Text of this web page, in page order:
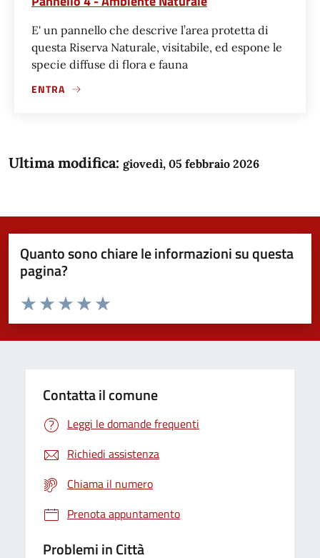
E' un pannello che descrive l’area protetta di
questa Riserva Naturale, visitabile, ed espone le
specie diffuse di flora e fauna
ENTRA
Ultima modifica: giovedì, 05 febbraio 2026
Quanto sono chiare le informazioni su questa
pagina?
Domanda
Valuta da 1 a 5 stelle la pagina
Valuta 5 stelle su 5
Valuta 4 stelle su 5
Valuta 3 stelle su 5
Valuta 2 stelle su 5
Valuta 1 stelle su 5
Contatta il comune
Leggi le domande frequenti
Richiedi assistenza
Chiama il numero
Prenota appuntamento
Problemi in Città